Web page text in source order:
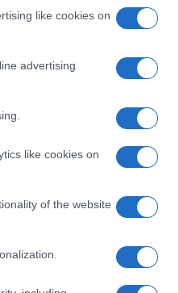
like cookies on
advertising
like cookies on
of the website
de
y tramas
y